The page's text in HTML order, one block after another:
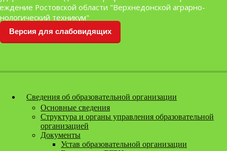
Перейти к содержанию
Ростовской области "Верхнедонской аграрно-
техникум"
Версия для слабовидящих
Сведения об образовательной организации
Основные сведения
Структура и органы управления образовательной
организацией
Документы
Устав образовательной организации